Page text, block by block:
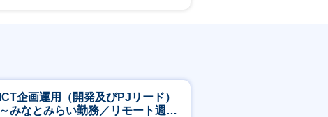
ICT企画運用（開発及びPJリード）
～みなとみらい勤務／リモート週